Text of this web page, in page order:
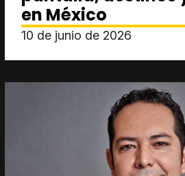
en México
10 de junio de 2026